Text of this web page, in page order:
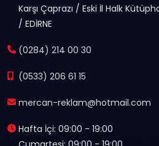
Karşı Çaprazı / Eski İl Halk
/ EDİRNE
(0284) 214 00 30
(0533) 206 61 15
mercan-reklam@hotmail.com
Hafta İçi: 09:00 - 19:00